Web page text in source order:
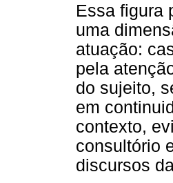
Essa figura
uma
atuação:
pela
do sujeito,
em
contexto,
consultório
discursos